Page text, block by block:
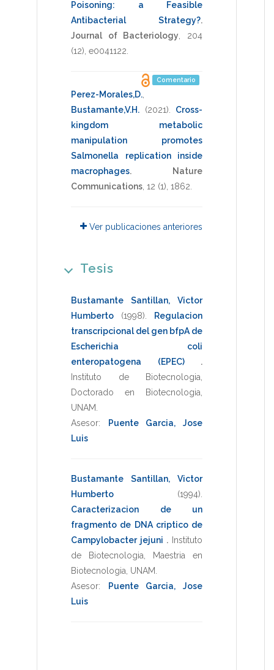
Poisoning: a Feasible
Antibacterial Strategy?.
Journal of Bacteriology, 204
(12), e0041122.
Comentario
Perez-Morales,D.,
Bustamante,V.H.
(2021). Cross-
kingdom metabolic
manipulation promotes
Salmonella replication inside
macrophages.
Nature
Communications, 12 (1), 1862.
Ver publicaciones anteriores
Tesis
Bustamante Santillan, Victor
Humberto
(1998).
Regulacion
transcripcional del gen bfpA de
Escherichia coli
enteropatogena (EPEC) .
Instituto de Biotecnologia,
Doctorado en Biotecnologia,
UNAM.
Asesor:
Puente Garcia, Jose
Luis
Bustamante Santillan, Victor
Humberto
(1994).
Caracterizacion de un
fragmento de DNA criptico de
Campylobacter jejuni .
Instituto
de Biotecnologia,
Maestria en
Biotecnologia, UNAM.
Asesor:
Puente Garcia, Jose
Luis